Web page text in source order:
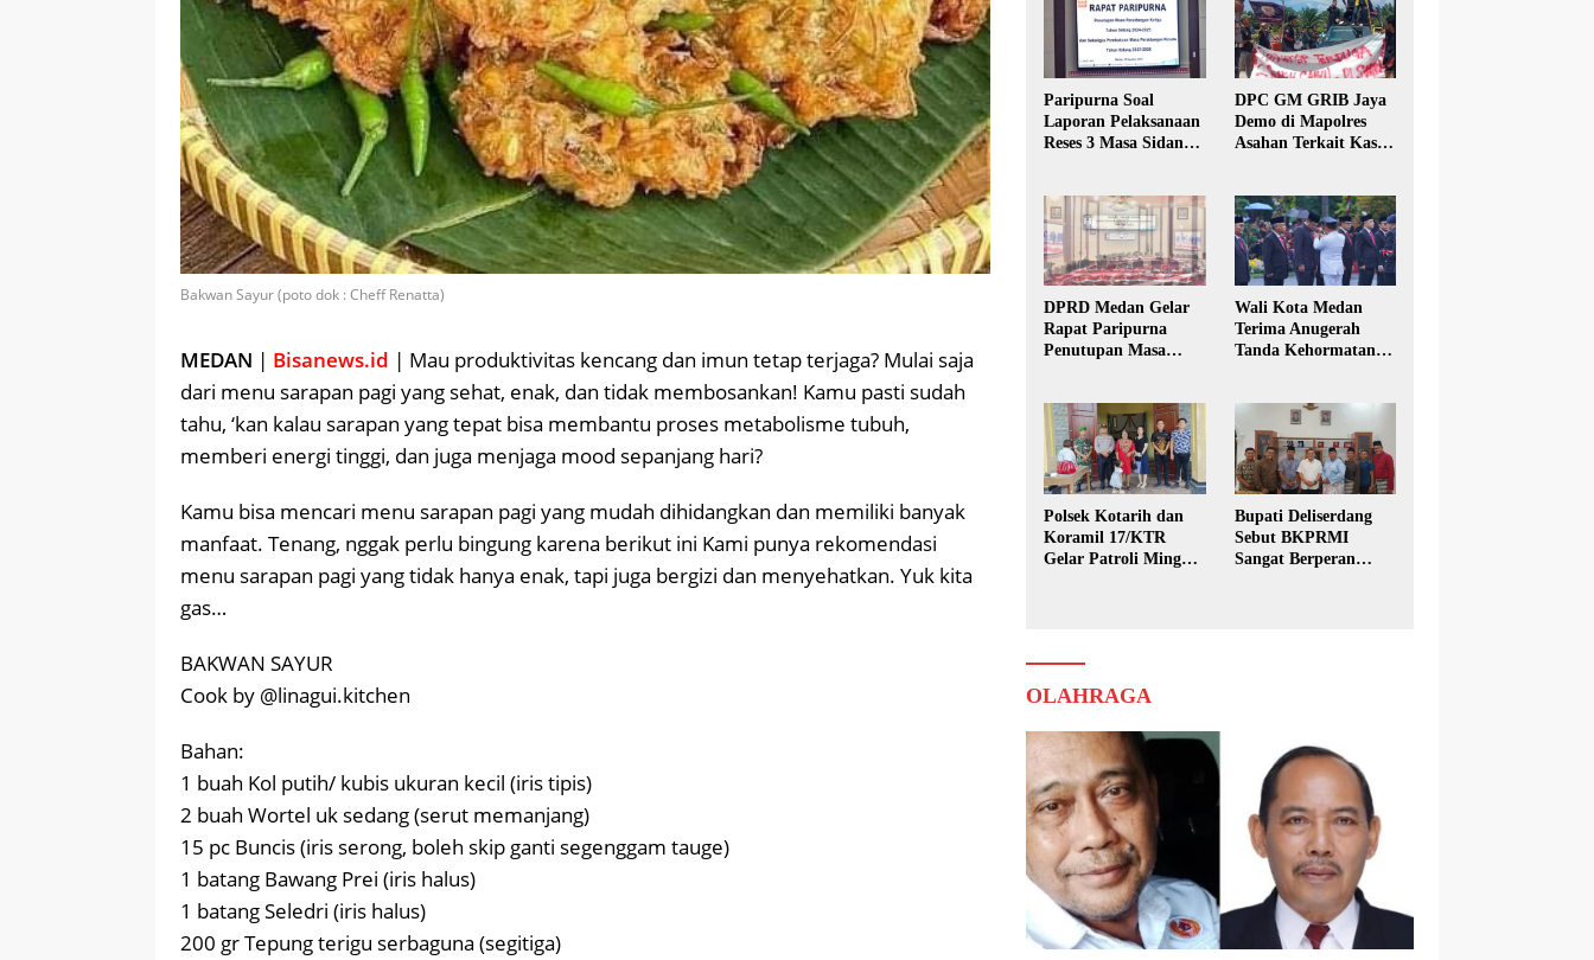
Bakwan Sayur (poto dok : Cheff Renatta)
MEDAN | Bisanews.id | Mau produktivitas kencang dan imun tetap terjaga? Mulai saja
dari menu sarapan pagi yang sehat, enak, dan tidak membosankan! Kamu pasti sudah
tahu, ‘kan kalau sarapan yang tepat bisa membantu proses metabolisme tubuh,
memberi energi tinggi, dan juga menjaga mood sepanjang hari?
Kamu bisa mencari menu sarapan pagi yang mudah dihidangkan dan memiliki banyak
manfaat. Tenang, nggak perlu bingung karena berikut ini Kami punya rekomendasi
menu sarapan pagi yang tidak hanya enak, tapi juga bergizi dan menyehatkan. Yuk kita
gas…
BAKWAN SAYUR
Cook by @linagui.kitchen
Bahan:
1 buah Kol putih/ kubis ukuran kecil (iris tipis)
2 buah Wortel uk sedang (serut memanjang)
15 pc Buncis (iris serong, boleh skip ganti segenggam tauge)
1 batang Bawang Prei (iris halus)
1 batang Seledri (iris halus)
200 gr Tepung terigu serbaguna (segitiga)
Paripurna Soal
Laporan Pelaksanaan
Reses 3 Masa Sidang
DPC GM GRIB Jaya
Demo di Mapolres
Asahan Terkait Kasus
DPRD Medan Gelar
Rapat Paripurna
Penutupan Masa
Wali Kota Medan
Terima Anugerah
Tanda Kehormatan
Polsek Kotarih dan
Koramil 17/KTR
Gelar Patroli Minggu
Bupati Deliserdang
Sebut BKPRMI
Sangat Berperan
OLAHRAGA